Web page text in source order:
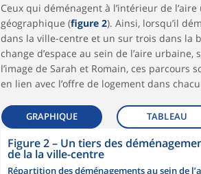
Ceux qui déménagent à l’intérieur de
géographique (figure 2). Ainsi, lorsqu’il
dans la ville-centre et un sur trois dans la
change d’espace au sein de l’aire
l’image de Sarah et Romain, ces parcours
en lien avec l’offre de logement dans
GRAPHIQUE TABLEAU
Figure 2– Un tiers des
de la la ville-centre
Répartition des déménagements au sein de